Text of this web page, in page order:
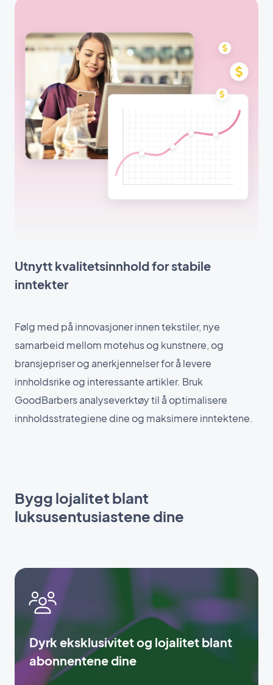
Utnytt kvalitetsinnhold for stabile
inntekter
Følg med på innovasjoner innen tekstiler, nye
samarbeid mellom motehus og kunstnere, og
bransjepriser og anerkjennelser for å levere
innholdsrike og interessante artikler. Bruk
GoodBarbers analyseverktøy til å optimalisere
innholdsstrategiene dine og maksimere inntektene.
Bygg lojalitet blant
luksusentusiastene dine
Dyrk eksklusivitet og lojalitet blant
abonnentene dine